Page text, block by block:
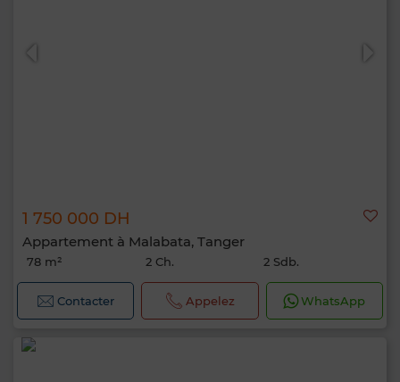
1 750 000 DH
Appartement à Malabata, Tanger
78 m² 2 Ch. 2 Sdb.
Contacter Appelez WhatsApp